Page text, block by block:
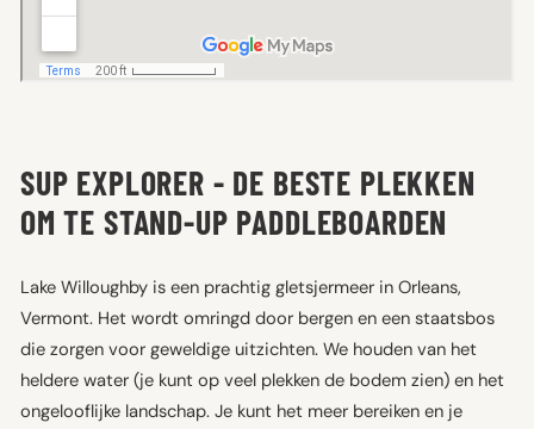
SUP EXPLORER - DE BESTE PLEKKEN
OM TE STAND-UP PADDLEBOARDEN
Lake Willoughby is een prachtig gletsjermeer in Orleans,
Vermont. Het wordt omringd door bergen en een staatsbos
die zorgen voor geweldige uitzichten. We houden van het
heldere water (je kunt op veel plekken de bodem zien) en het
ongelooflijke landschap. Je kunt het meer bereiken en je